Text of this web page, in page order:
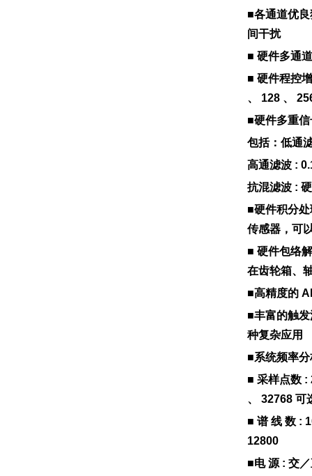
■各通道优
间干扰
■ 硬件多通
■ 硬件程控
、 128 、
■硬件多重
包括：低通
高通滤波 :
抗混滤波 :
■硬件积分
传感器，可
■ 硬件包络
在齿轮箱、
■高精度的
■丰富的触
种复杂应用
■系统频率
■ 采样点数 :
、 32768 可
■ 谱 线 数 :
12800
■电 源 : 交